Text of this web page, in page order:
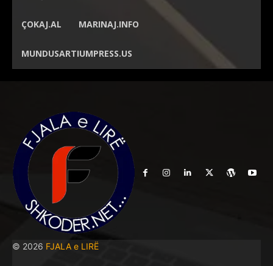
ÇOKAJ.AL MARINAJ.INFO
MUNDUSARTIUMPRESS.US
© 2026 FJALA e LIRË